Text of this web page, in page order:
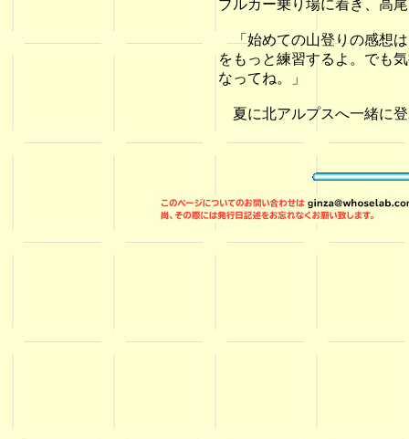
ブルカー乗り場に着き、高
「始めての山登りの感想
をもっと練習するよ。でも
なってね。」
夏に北アルプスへ一緒に